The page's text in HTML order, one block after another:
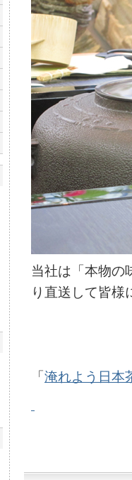
当社は「本物の
り直送して皆様
「 淹れよう日本